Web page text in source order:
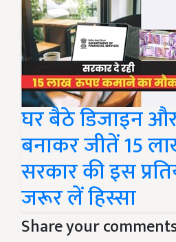
घर बैठे डिजाइन
बनाकर जीतें 15
सरकार की इस
जरूर लें हिस्सा
Share your